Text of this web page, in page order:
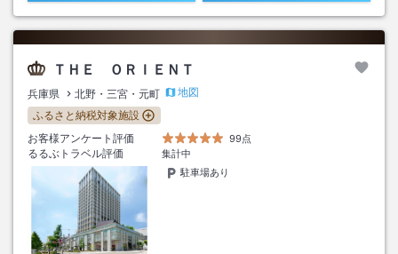
ＴＨＥ ＯＲＩＥＮＴ
兵庫県 北野・三宮・元町
地図
ふるさと納税対象施設
お客様アンケート評価
99点
るるぶトラベル評価
集計中
駐車場あり